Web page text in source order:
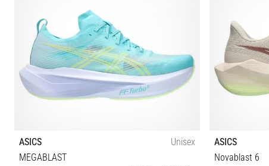
ASICS
Unisex
MEGABLAST
ASICS
Novablast 6